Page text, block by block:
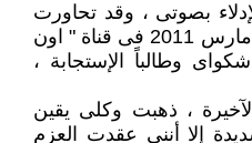
مُنذ عام 2011 للإدلاء بصوتى ، وقد تحاورت
مع الإعلامى يسرى فودة فى مارس 2011 فى قناة " اون
وطالباً الإستجابة ،
الآخيرة ، ذهبت وكلى يقين
إلا أننى عقدت العزم